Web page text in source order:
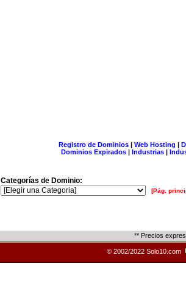
Registro de Dominios| Web Hosting |
Dominios Expirados | Industrias |
Categorías de Dominio:
[Pág.
** Precios
© 2002/2022 Solo10.com